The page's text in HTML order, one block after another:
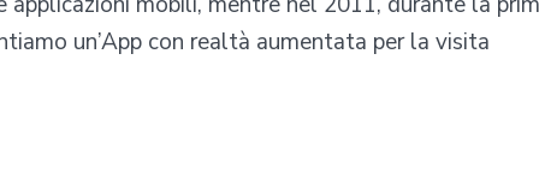
un’App con realtà aumentata per la visita